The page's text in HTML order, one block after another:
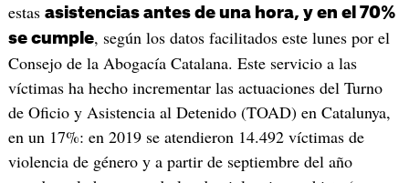
estas asistencias antes de una hora, y en el 70%
se cumple, según los datos facilitados este lunes por el
Consejo de la Abogacía Catalana. Este servicio a las
víctimas ha hecho incrementar las actuaciones del Turno
de Oficio y Asistencia al Detenido (TOAD) en Catalunya,
en un 17%: en 2019 se atendieron 14.492 víctimas de
violencia de género y a partir de septiembre del año